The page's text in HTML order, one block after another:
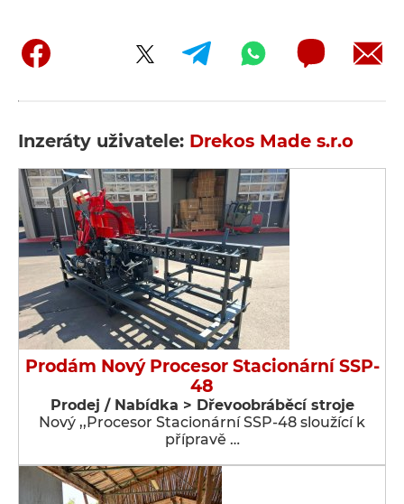
Inzeráty uživatele: Drekos Made s.r.o
Prodám Nový Procesor Stacionární SSP-
48
Prodej / Nabídka > Dřevoobráběcí stroje
Nový ,,Procesor Stacionární SSP-48 sloužící k
přípravě …